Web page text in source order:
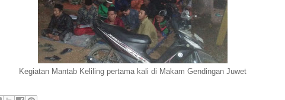
Kegiatan Mantab Keliling pertama kali di Makam Gendingan Juwet